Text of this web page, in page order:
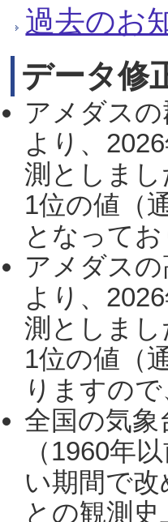
過去のお
データ修
アメダス
より、
測としま
1位の値（
となって
アメダス
より、
測としま
1位の値（
りますの
全国の気
（1960年
い期間で
との観測